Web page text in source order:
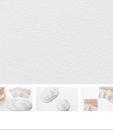
Youtube
online-shop